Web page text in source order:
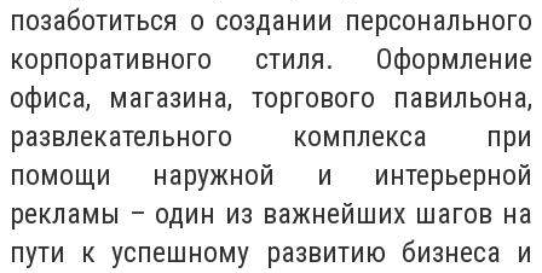
позаботиться о создании персонального
корпоративного стиля. Оформление
офиса, магазина, торгового павильона,
развлекательного комплекса при
помощи наружной и интерьерной
рекламы – один из важнейших шагов на
пути к успешному развитию бизнеса и